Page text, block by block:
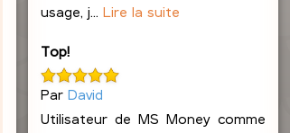
usage, j... Lire la suite
Top!
Par David
Utilisateur de MS Money comme